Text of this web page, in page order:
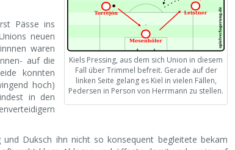
Kiels Pressing, aus dem sich Union in diesem
Fall über Trimmel befreit. Gerade auf der
linken Seite gelang es Kiel in vielen Fällen,
Pedersen in Person von Herrmann zu stellen.
Pässe ins
neuen
waren
auf die
konnten
hoch)
in den
Duksch ihn nicht so konsequent begleitete bekam